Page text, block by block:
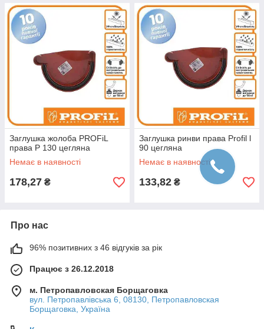
Заглушка жолоба PROFiL
права Р 130 цегляна
Немає в наявності
178,27 ₴
Заглушка ринви права Profil l
90 цегляна
Немає в наявності
133,82 ₴
Про нас
96% позитивних з 46 відгуків за рік
Працює з 26.12.2018
м. Петропавловская Борщаговка
вул. Петропавлівська 6, 08130, Петропавловская
Борщаговка, Україна